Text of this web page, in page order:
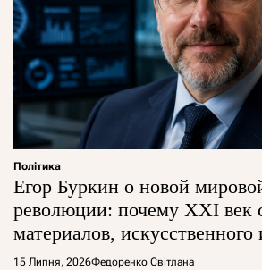
Політика
Егор Буркин о новой
революции: почему XXI век
материалов, искусственного
глобальной борьбы за
15 Липня, 2026Федоренко Світлана